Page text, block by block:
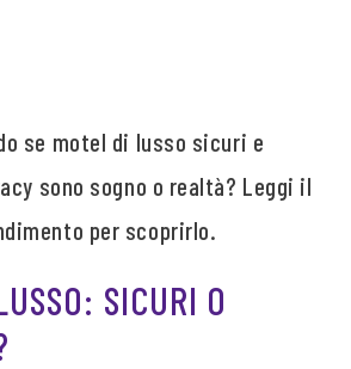
se motel di lusso sicuri e
sono sogno o realtà? Leggi il
per scoprirlo.
SICURI O